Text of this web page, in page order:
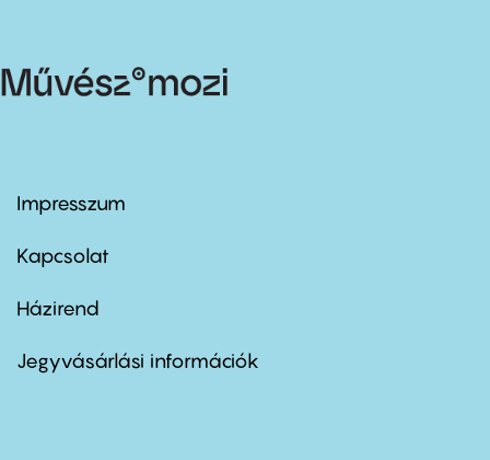
Footer
first
Impresszum
Kapcsolat
Footer
second
Házirend
Jegyvásárlási információk